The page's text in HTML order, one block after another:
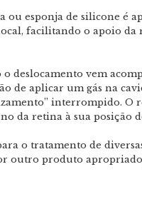
ou esponja de silicone é
facilitando o apoio da
o deslocamento vem
de aplicar um gás na
interrompido. O
da retina à sua posição
o tratamento de
outro produto